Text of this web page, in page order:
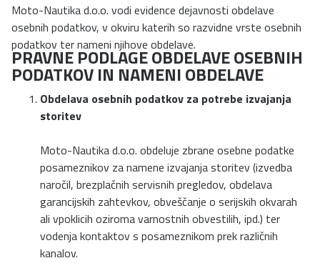
Moto-Nautika d.o.o. vodi evidence dejavnosti obdelave
osebnih podatkov, v okviru katerih so razvidne vrste osebnih
podatkov ter nameni njihove obdelave.
PRAVNE PODLAGE OBDELAVE OSEBNIH
PODATKOV IN NAMENI OBDELAVE
Obdelava osebnih podatkov za potrebe izvajanja
storitev
Moto-Nautika d.o.o. obdeluje zbrane osebne podatke
posameznikov za namene izvajanja storitev (izvedba
naročil, brezplačnih servisnih pregledov, obdelava
garancijskih zahtevkov, obveščanje o serijskih okvarah
ali vpoklicih oziroma varnostnih obvestilih, ipd.) ter
vodenja kontaktov s posameznikom prek različnih
kanalov.